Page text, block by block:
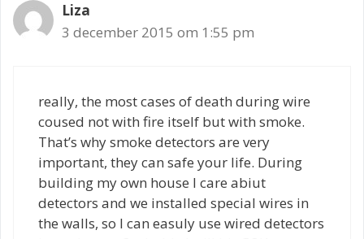
Liza
3 december 2015 om 1:55 pm
really, the most cases of death during wire
coused not with fire itself but with smoke.
That’s why smoke detectors are very
important, they can safe your life. During
building my own house I care abiut
detectors and we installed special wires in
the walls, so I can easuly use wired detectors